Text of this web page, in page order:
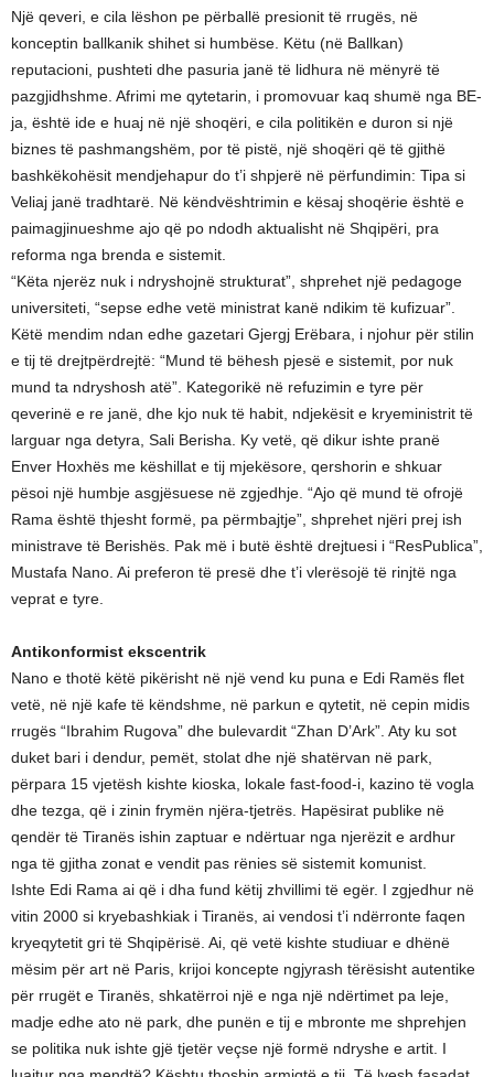
Një qeveri, e cila lëshon pe përballë presionit të rrugës, në
konceptin ballkanik shihet si humbëse. Këtu (në Ballkan)
reputacioni, pushteti dhe pasuria janë të lidhura në mënyrë të
pazgjidhshme. Afrimi me qytetarin, i promovuar kaq shumë nga BE-
ja, është ide e huaj në një shoqëri, e cila politikën e duron si një
biznes të pashmangshëm, por të pistë, një shoqëri që të gjithë
bashkëkohësit mendjehapur do t’i shpjerë në përfundimin: Tipa si
Veliaj janë tradhtarë. Në këndvështrimin e kësaj shoqërie është e
paimagjinueshme ajo që po ndodh aktualisht në Shqipëri, pra
reforma nga brenda e sistemit.
“Këta njerëz nuk i ndryshojnë strukturat”, shprehet një pedagoge
universiteti, “sepse edhe vetë ministrat kanë ndikim të kufizuar”.
Këtë mendim ndan edhe gazetari Gjergj Erëbara, i njohur për stilin
e tij të drejtpërdrejtë: “Mund të bëhesh pjesë e sistemit, por nuk
mund ta ndryshosh atë”. Kategorikë në refuzimin e tyre për
qeverinë e re janë, dhe kjo nuk të habit, ndjekësit e kryeministrit të
larguar nga detyra, Sali Berisha. Ky vetë, që dikur ishte pranë
Enver Hoxhës me këshillat e tij mjekësore, qershorin e shkuar
pësoi një humbje asgjësuese në zgjedhje. “Ajo që mund të ofrojë
Rama është thjesht formë, pa përmbajtje”, shprehet njëri prej ish
ministrave të Berishës. Pak më i butë është drejtuesi i “ResPublica”,
Mustafa Nano. Ai preferon të presë dhe t’i vlerësojë të rinjtë nga
veprat e tyre.
Antikonformist ekscentrik
Nano e thotë këtë pikërisht në një vend ku puna e Edi Ramës flet
vetë, në një kafe të këndshme, në parkun e qytetit, në cepin midis
rrugës “Ibrahim Rugova” dhe bulevardit “Zhan D’Ark”. Aty ku sot
duket bari i dendur, pemët, stolat dhe një shatërvan në park,
përpara 15 vjetësh kishte kioska, lokale fast-food-i, kazino të vogla
dhe tezga, që i zinin frymën njëra-tjetrës. Hapësirat publike në
qendër të Tiranës ishin zaptuar e ndërtuar nga njerëzit e ardhur
nga të gjitha zonat e vendit pas rënies së sistemit komunist.
Ishte Edi Rama ai që i dha fund këtij zhvillimi të egër. I zgjedhur në
vitin 2000 si kryebashkiak i Tiranës, ai vendosi t’i ndërronte faqen
kryeqytetit gri të Shqipërisë. Ai, që vetë kishte studiuar e dhënë
mësim për art në Paris, krijoi koncepte ngjyrash tërësisht autentike
për rrugët e Tiranës, shkatërroi një e nga një ndërtimet pa leje,
madje edhe ato në park, dhe punën e tij e mbronte me shprehjen
se politika nuk ishte gjë tjetër veçse një formë ndryshe e artit. I